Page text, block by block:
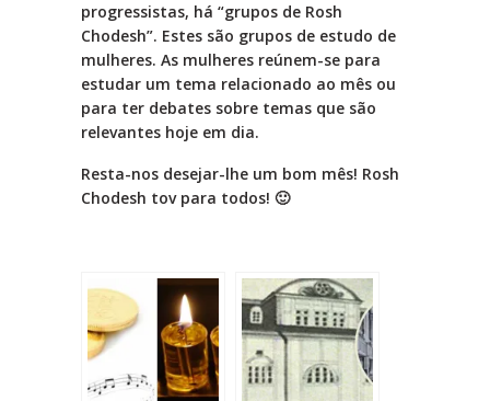
progressistas, há “grupos de Rosh
Chodesh”. Estes são grupos de estudo de
mulheres. As mulheres reúnem-se para
estudar um tema relacionado ao mês ou
para ter debates sobre temas que são
relevantes hoje em dia.
Resta-nos desejar-lhe um bom mês! Rosh
Chodesh tov para todos! 🙂